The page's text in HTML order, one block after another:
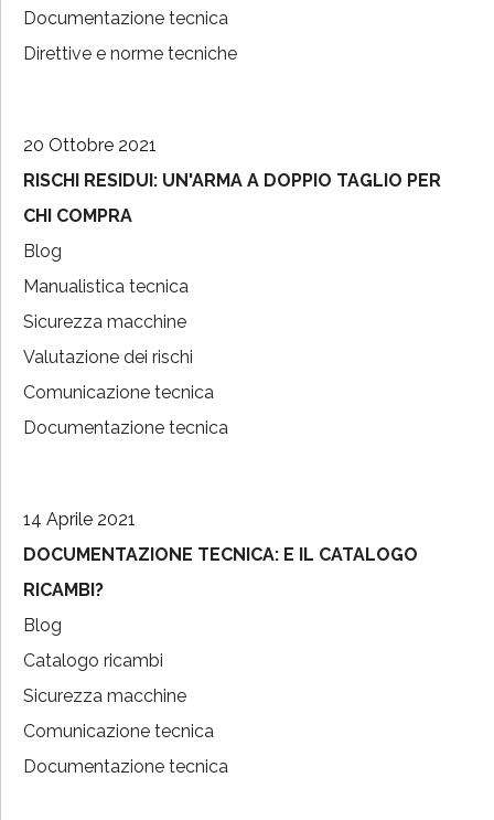
Documentazione tecnica
Direttive e norme tecniche
20 Ottobre 2021
RISCHI RESIDUI: UN'ARMA A DOPPIO TAGLIO PER
CHI COMPRA
Blog
Manualistica tecnica
Sicurezza macchine
Valutazione dei rischi
Comunicazione tecnica
Documentazione tecnica
14 Aprile 2021
DOCUMENTAZIONE TECNICA: E IL CATALOGO
RICAMBI?
Blog
Catalogo ricambi
Sicurezza macchine
Comunicazione tecnica
Documentazione tecnica